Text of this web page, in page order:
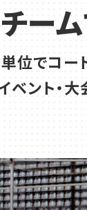
チー
位でコー
ベント・